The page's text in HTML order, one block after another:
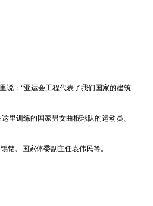
说：“亚运会工程代表了我们国家的建筑
里训练的国家男女曲棍球队的运动员、
铭、国家体委副主任袁伟民等。